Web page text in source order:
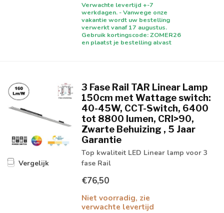
Verwachte levertijd +-7
werkdagen. - Vanwege onze
vakantie wordt uw bestelling
verwerkt vanaf 17 augustus.
Gebruik kortingscode: ZOMER26
en plaatst je bestelling alvast
Vergelijk
3 Fase Rail TAR Linear Lamp
150cm met Wattage switch:
40-45W, CCT-Switch, 6400
tot 8800 lumen, CRI>90,
Zwarte Behuizing , 5 Jaar
Garantie
Top kwaliteit LED Linear lamp voor 3
fase Rail
€76,50
Niet voorradig, zie
verwachte levertijd